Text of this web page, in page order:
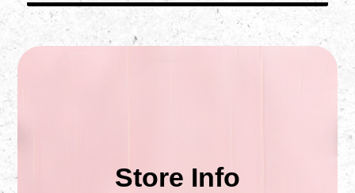
Store Info